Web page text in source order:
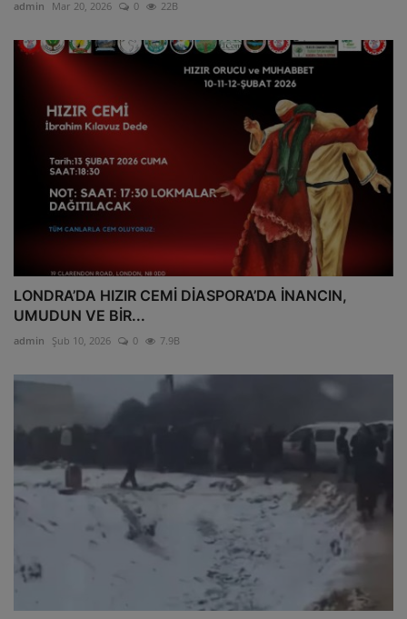
admin Mar 20, 2026 0 22B
LONDRA’DA HIZIR CEMİ DİASPORA’DA İNANCIN,
UMUDUN VE BİR...
admin Şub 10, 2026 0 7.9B